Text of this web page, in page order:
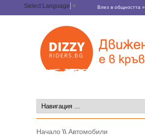
Select Language ▼ Влез в общността »
Начало \\ Автомобили